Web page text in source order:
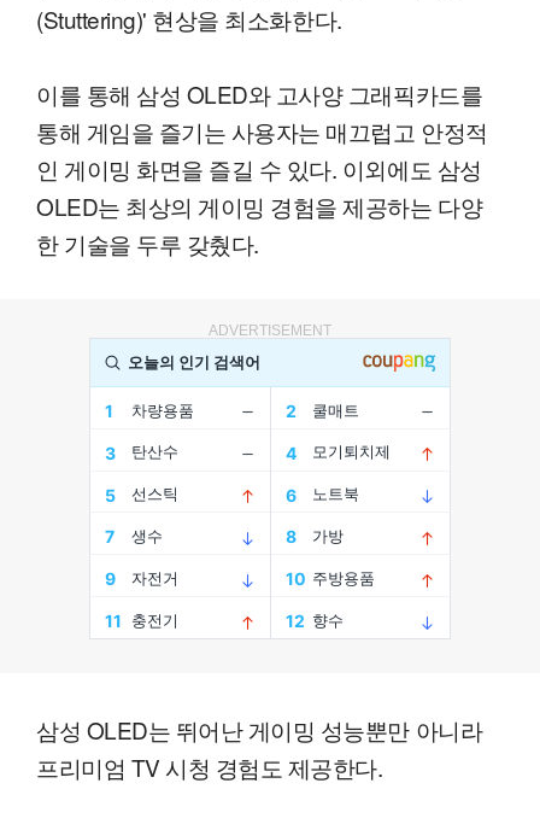
(Stuttering)' 현상을 최소화한다.
이를 통해 삼성 OLED와 고사양 그래픽카드를
통해 게임을 즐기는 사용자는 매끄럽고 안정적
인 게이밍 화면을 즐길 수 있다. 이외에도 삼성
OLED는 최상의 게이밍 경험을 제공하는 다양
한 기술을 두루 갖췄다.
ADVERTISEMENT
삼성 OLED는 뛰어난 게이밍 성능뿐만 아니라
프리미엄 TV 시청 경험도 제공한다.